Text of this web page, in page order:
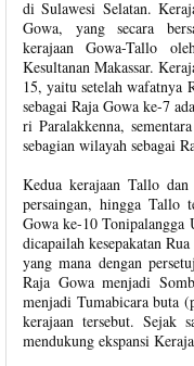
di Sulawesi Selatan.
Gowa, yang secara
kerajaan Gowa-Tallo
Kesultanan Makassar.
15, yaitu setelah wafatnya
sebagai Raja Gowa ke-7
ri Paralakkenna,
sebagian wilayah sebagai
Kedua kerajaan Tallo
persaingan, hingga Tallo
Gowa ke-10 Tonipalangga
dicapailah kesepakatan
yang mana dengan
Raja Gowa menjadi
menjadi Tumabicara buta
kerajaan tersebut. Sejak
mendukung ekspansi